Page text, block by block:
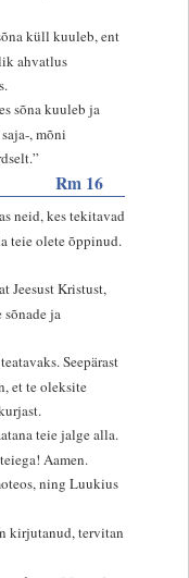
küll kuuleb, ent
ahvatlus
sõna kuuleb ja
, mõni
Rm 16
neid, kes tekitavad
teie olete õppinud.
Jeesust Kristust,
ja
Seepärast
et te oleksite
teie jalge alla.
Aamen.
ning Luukius
kirjutanud, tervitan